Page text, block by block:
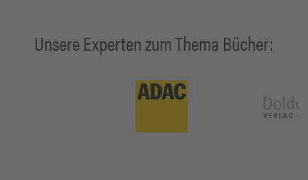
Unsere Experten zum Thema Bücher: